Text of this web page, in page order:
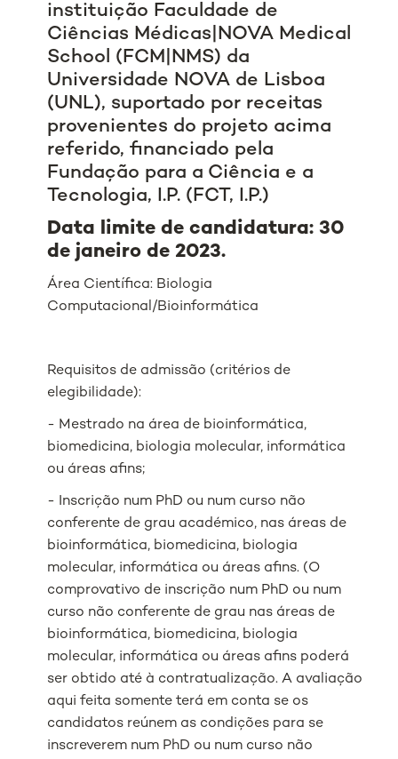
instituição Faculdade de
Ciências Médicas|NOVA Medical
School (FCM|NMS) da
Universidade NOVA de Lisboa
(UNL), suportado por receitas
provenientes do projeto acima
referido, financiado pela
Fundação para a Ciência e a
Tecnologia, I.P. (FCT, I.P.)
Data limite de candidatura: 30
de janeiro de 2023.
Área Científica: Biologia
Computacional/Bioinformática
Requisitos de admissão (critérios de
elegibilidade):
- Mestrado na área de bioinformática,
biomedicina, biologia molecular, informática
ou áreas afins;
- Inscrição num PhD ou num curso não
conferente de grau académico, nas áreas de
bioinformática, biomedicina, biologia
molecular, informática ou áreas afins. (O
comprovativo de inscrição num PhD ou num
curso não conferente de grau nas áreas de
bioinformática, biomedicina, biologia
molecular, informática ou áreas afins poderá
ser obtido até à contratualização. A avaliação
aqui feita somente terá em conta se os
candidatos reúnem as condições para se
inscreverem num PhD ou num curso não